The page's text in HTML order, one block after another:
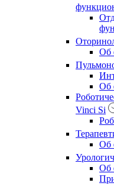
Об
Об
Vinci Si
Об
Об